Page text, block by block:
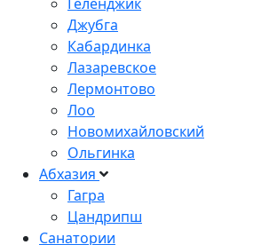
Джубга
Кабардинка
Лазаревское
Лермонтово
Лоо
Новомихайловский
Ольгинка
Абхазия
Гагра
Цандрипш
Санатории